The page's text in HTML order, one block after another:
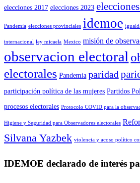
elecciones 2017 elecciones 2023
Pandemia elecciones provinciales idemoe
internacional ley micaela Mexico misión de
observacion electoral
electorales Pandemia paridad
participación política de las mujeres Partidos
procesos electorales Protocolo COVID para la
Higiene y Seguridad para Observadores electorales
Silvana Yazbek violencia y acoso político
IDEMOE declarado de interés